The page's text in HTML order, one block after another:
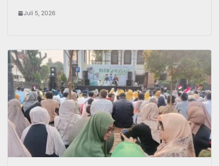
Juli 5, 2026